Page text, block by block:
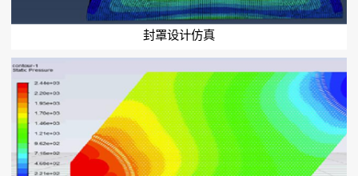
封罩设计仿真